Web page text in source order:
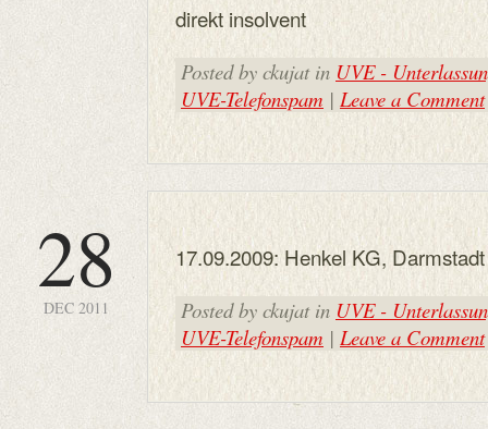
direkt insolvent
Posted by ckujat in UVE -
UVE-Telefonspam | Leave a Comment
28
DEC 2011
17.09.2009: Henkel KG,
Posted by ckujat in UVE -
UVE-Telefonspam | Leave a Comment